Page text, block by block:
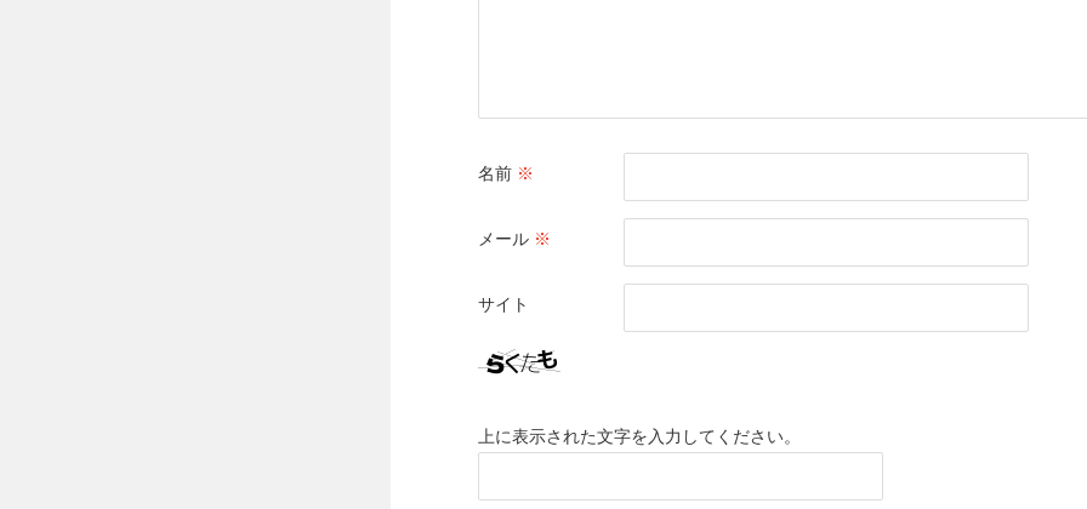
名前 ※
メール ※
サイト
上に表示された文字を入力してください。